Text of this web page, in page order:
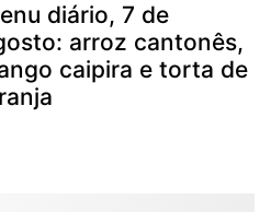
diário, 7 de
arroz cantonês,
caipira e torta de